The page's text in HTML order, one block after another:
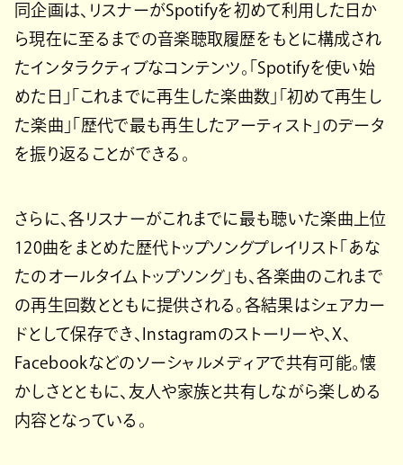
同企画は、リスナーがSpotifyを初めて利用した日か
ら現在に至るまでの音楽聴取履歴をもとに構成され
たインタラクティブなコンテンツ。「Spotifyを使い始
めた日」「これまでに再生した楽曲数」「初めて再生し
た楽曲」「歴代で最も再生したアーティスト」のデータ
を振り返ることができる。
さらに、各リスナーがこれまでに最も聴いた楽曲上位
120曲をまとめた歴代トップソングプレイリスト「あな
たのオールタイムトップソング」も、各楽曲のこれまで
の再生回数とともに提供される。各結果はシェアカー
ドとして保存でき、Instagramのストーリーや、X、
Facebookなどのソーシャルメディアで共有可能。懐
かしさとともに、友人や家族と共有しながら楽しめる
内容となっている。